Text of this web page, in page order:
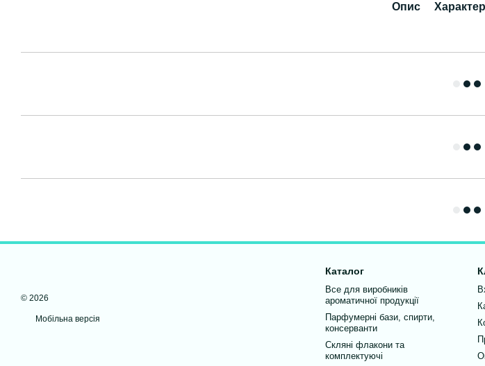
Опис
© 2026
Мобільна версія
Каталог
Все для виробників
ароматичної продукції
Парфумерні бази, спирти,
консерванти
Скляні флакони та
комплектуючі